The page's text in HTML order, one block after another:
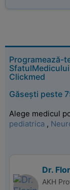
Programează-
Clickmed
Găsești peste
Alege medicul
pediatrica ,
Dr.
AKH